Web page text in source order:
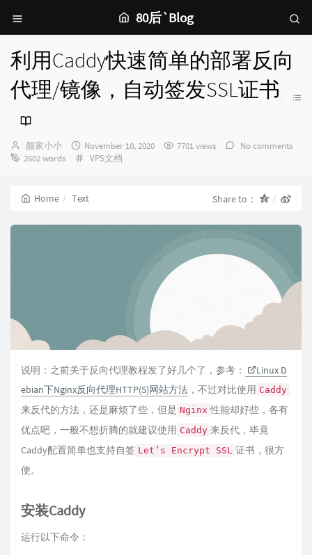
80后`Blog
利用Caddy快速简单的部署反向
代理/镜像，自动签发SSL证书
Author：
颜家小小
发
布
November 10, 2020 7701 views
No comments
2602 words
Categories：
VPS文档
Home Text Share to：
说明：之前关于反向代理教程发了好几个了，参考：
Linux D
ebian下Nginx反向代理HTTP(S)网站方法 ，不过对比使用 Caddy
来反代的方法，还是麻烦了些，但是 Nginx 性能却好些，各有
优点吧，一般不想折腾的就建议使用 Caddy 来反代，毕竟
Caddy配置简单也支持自签 Let’s Encrypt SSL 证书，很方
便。
安装Caddy
运行以下命令：